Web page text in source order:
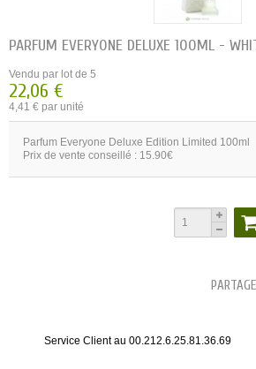
PARFUM EVERYONE DELUXE 100ML -
Vendu par lot de 5
22,06 €
4,41 € par unité
Parfum Everyone Deluxe Edition Limited 100ml
Prix de vente conseillé : 15.90€
Service Client au 00.212.6.25.81.36.69